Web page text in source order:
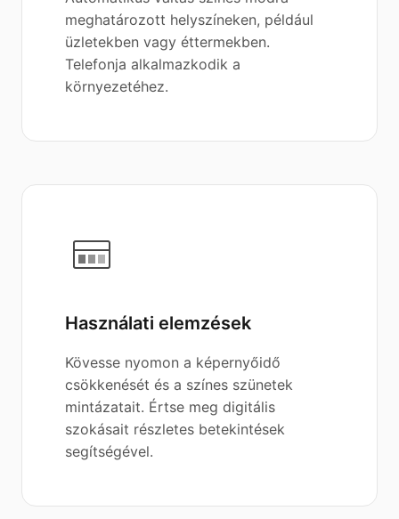
meghatározott helyszíneken, például
üzletekben vagy éttermekben.
Telefonja alkalmazkodik a
környezetéhez.
Használati elemzések
Kövesse nyomon a képernyőidő
csökkenését és a színes szünetek
mintázatait. Értse meg digitális
szokásait részletes betekintések
segítségével.